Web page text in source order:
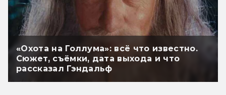
«Охота на Голлума»: всё что известно.
Сюжет, съёмки, дата выхода и что
рассказал Гэндальф